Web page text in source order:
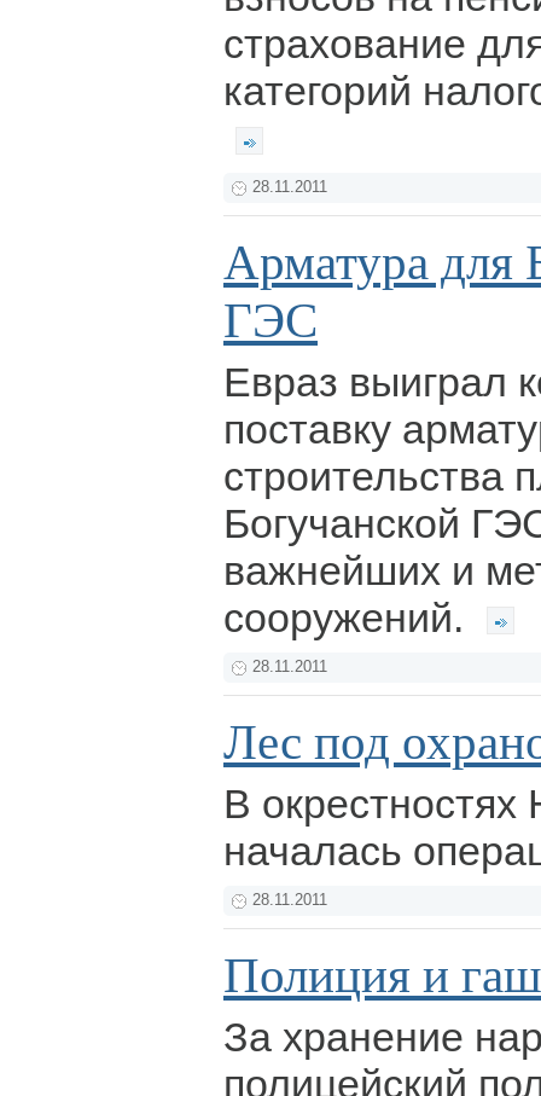
страхование
категорий
28.11.2011
Арматура для
ГЭС
Евраз выиграл
поставку
строительства
Богучанской
важнейших и
сооружений.
28.11.2011
Лес под
В окрестностях
началась
28.11.2011
Полиция и
За хранение
полицейский